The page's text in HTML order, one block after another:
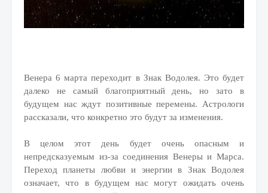
Венера 6 марта переходит в Знак Водолея. Это будет
далеко не самый благоприятный день, но зато в
будущем нас ждут позитивные перемены. Астрологи
рассказали, что конкретно это будут за изменения.
В целом этот день будет очень опасным и
непредсказуемым из-за соединения Венеры и Марса.
Переход планеты любви и энергии в Знак Водолея
означает, что в будущем нас могут ожидать очень